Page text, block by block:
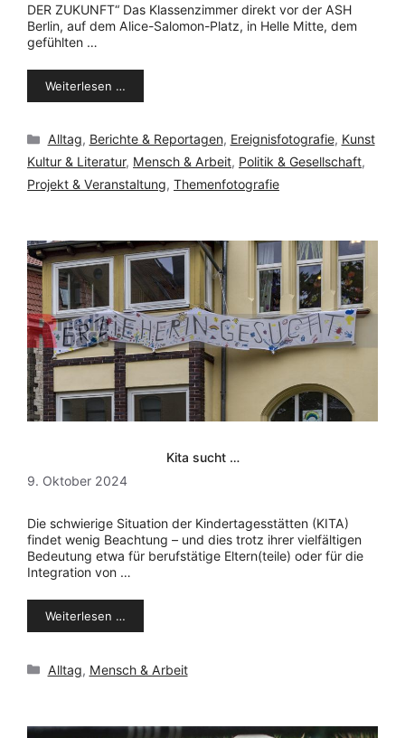
DER ZUKUNFT“ Das Klassenzimmer direkt vor der ASH
Berlin, auf dem Alice-Salomon-Platz, in Helle Mitte, dem
gefühlten …
Weiterlesen …
Kategorien
Alltag, Berichte & Reportagen, Ereignisfotografie, Kunst
Kultur & Literatur, Mensch & Arbeit, Politik & Gesellschaft,
Projekt & Veranstaltung, Themenfotografie
Kita sucht …
9. Oktober 2024
Die schwierige Situation der Kindertagesstätten (KITA)
findet wenig Beachtung – und dies trotz ihrer vielfältigen
Bedeutung etwa für berufstätige Eltern(teile) oder für die
Integration von …
Weiterlesen …
Kategorien
Alltag, Mensch & Arbeit